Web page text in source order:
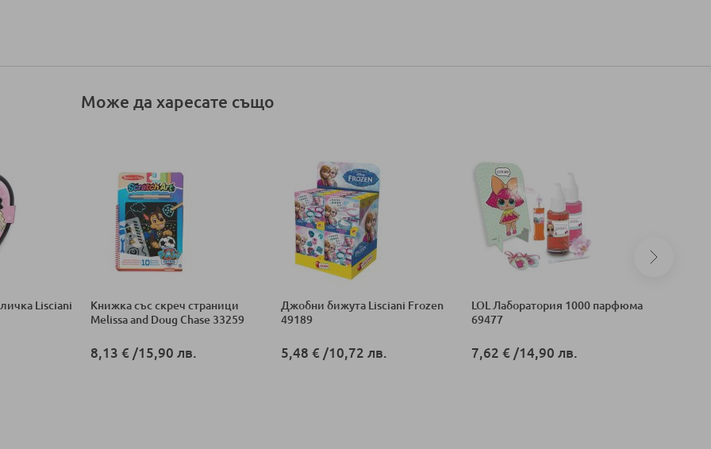
Може да харесате също
Lisciani
Книжка със скреч страници
Melissa and Doug Chase 33259
8,13 € /15,90 лв.
Джобни бижута Lisciani Frozen
49189
5,48 € /10,72 лв.
LOL Лаборатория 1000 парфюма
69477
7,62 € /14,90 лв.